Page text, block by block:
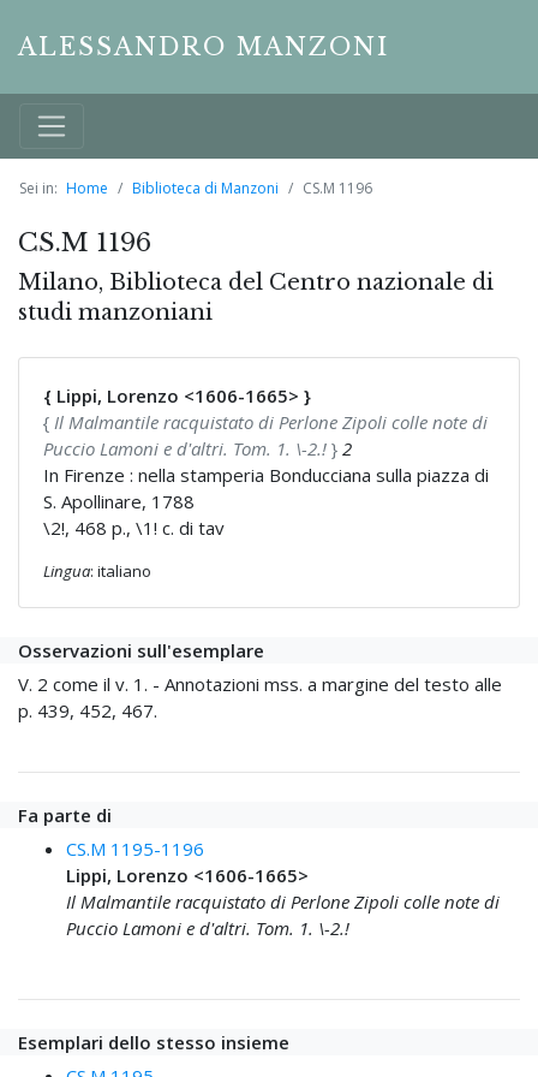
ALESSANDRO MANZONI
Sei in: Home Biblioteca di Manzoni CS.M 1196
CS.M 1196
Milano, Biblioteca del Centro nazionale di
studi manzoniani
{ Lippi, Lorenzo <1606-1665> }
{ Il Malmantile racquistato di Perlone Zipoli colle note di
Puccio Lamoni e d'altri. Tom. 1. \-2.! } 2
In Firenze : nella stamperia Bonducciana sulla piazza di
S. Apollinare, 1788
\2!, 468 p., \1! c. di tav
Lingua: italiano
Osservazioni sull'esemplare
V. 2 come il v. 1. - Annotazioni mss. a margine del testo alle
p. 439, 452, 467.
Fa parte di
CS.M 1195-1196
Lippi, Lorenzo <1606-1665>
Il Malmantile racquistato di Perlone Zipoli colle note di
Puccio Lamoni e d'altri. Tom. 1. \-2.!
Esemplari dello stesso insieme